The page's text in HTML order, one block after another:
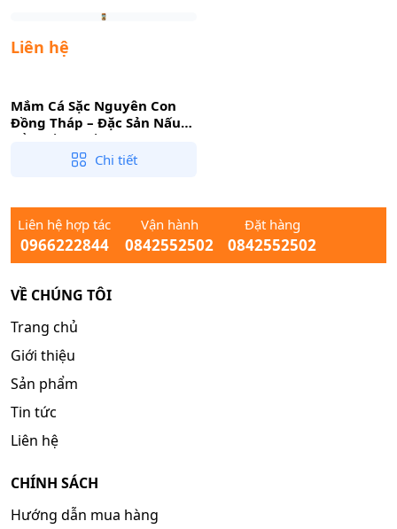
Liên hệ
Mắm Cá Sặc Nguyên Con
Đồng Tháp – Đặc Sản Nấu
Lẩu Mắm, Mắm Chưng
Chi tiết
Liên hệ hợp tác
0966222844
Vận hành
0842552502
Đặt hàng
0842552502
VỀ CHÚNG TÔI
Trang chủ
Giới thiệu
Sản phẩm
Tin tức
Liên hệ
CHÍNH SÁCH
Hướng dẫn mua hàng